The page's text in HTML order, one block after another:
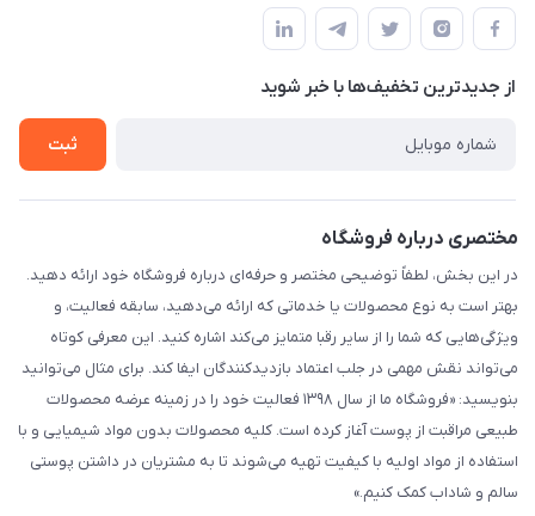
تجاری بین الحرمین - طبقه همکف - پلاک 99a
لیست محصولات
درباره ما
قوانین و مقررات
حریم خصوصی
راهنما
از جدید‌ترین تخفیف‌ها با‌ خبر شوید
ثبت
مختصری درباره فروشگاه
در این بخش، لطفاً توضیحی مختصر و حرفه‌ای درباره فروشگاه خود ارائه دهید.
بهتر است به نوع محصولات یا خدماتی که ارائه می‌دهید، سابقه فعالیت، و
ویژگی‌هایی که شما را از سایر رقبا متمایز می‌کند اشاره کنید. این معرفی کوتاه
می‌تواند نقش مهمی در جلب اعتماد بازدیدکنندگان ایفا کند. برای مثال می‌توانید
بنویسید: «فروشگاه ما از سال ۱۳۹۸ فعالیت خود را در زمینه عرضه محصولات
طبیعی مراقبت از پوست آغاز کرده است. کلیه محصولات بدون مواد شیمیایی و با
استفاده از مواد اولیه با کیفیت تهیه می‌شوند تا به مشتریان در داشتن پوستی
سالم و شاداب کمک کنیم.»